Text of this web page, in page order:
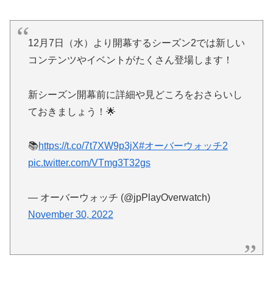
12月7日（水）より開幕するシーズン2では新しい
コンテンツやイベントがたくさん登場します！
新シーズン開幕前に詳細や見どころをおさらいし
ておきましょう！🌟
📚https://t.co/7t7XW9p3jX#オーバーウォッチ2
pic.twitter.com/VTmg3T32gs
— オーバーウォッチ (@jpPlayOverwatch)
November 30, 2022